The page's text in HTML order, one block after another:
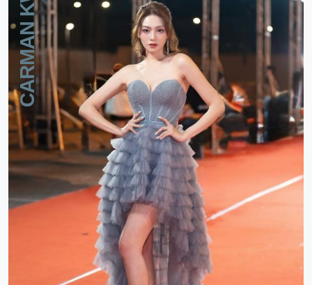
CARMAN KWAN